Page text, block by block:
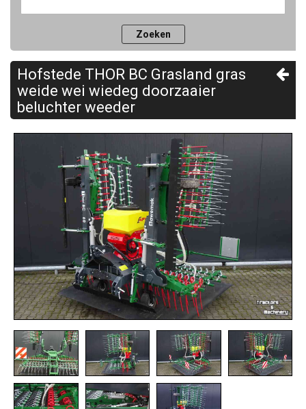
Hofstede THOR BC Grasland gras
weide wei wiedeg doorzaaier
beluchter weeder